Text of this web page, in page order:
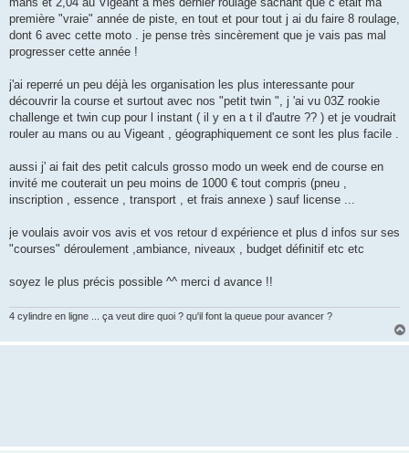
première "vraie" année de piste, en tout et pour tout j ai du faire 8 roulage,
dont 6 avec cette moto . je pense très sincèrement que je vais pas mal
progresser cette année !
j'ai reperré un peu déjà les organisation les plus interessante pour
découvrir la course et surtout avec nos "petit twin ", j 'ai vu 03Z rookie
challenge et twin cup pour l instant ( il y en a t il d'autre ?? ) et je voudrait
rouler au mans ou au Vigeant , géographiquement ce sont les plus facile .
aussi j' ai fait des petit calculs grosso modo un week end de course en
invité me couterait un peu moins de 1000 € tout compris (pneu ,
inscription , essence , transport , et frais annexe ) sauf license ...
je voulais avoir vos avis et vos retour d expérience et plus d infos sur ses
"courses" déroulement ,ambiance, niveaux , budget définitif etc etc
soyez le plus précis possible ^^ merci d avance !!
4 cylindre en ligne ... ça veut dire quoi ? qu'il font la queue pour avancer ?